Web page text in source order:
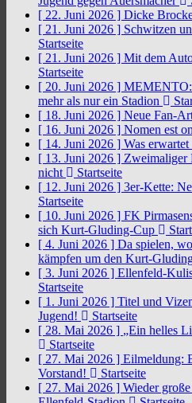
[ 22. Juni 2026 ] Dicke
[ 21. Juni 2026 ] Schwitzen
Startseite
[ 21. Juni 2026 ] Mit dem
Startseite
[ 20. Juni 2026 ] MEMENTO:
mehr als nur ein Stadion
[ 18. Juni 2026 ] Neue Fan-
[ 16. Juni 2026 ] Nomen est
[ 14. Juni 2026 ] Was
[ 13. Juni 2026 ] Zweimaliger
nicht
Startseite
[ 12. Juni 2026 ] 3er-Kette:
Startseite
[ 10. Juni 2026 ] FK
sich Kurt-Gluding-Cup
[ 4. Juni 2026 ] Da spielen,
kämpfen um den Kurt-
[ 3. Juni 2026 ] Ellenfeld-
Startseite
[ 1. Juni 2026 ] Titel und
Jugend!
Startseite
[ 28. Mai 2026 ] „Ein helles
Startseite
[ 27. Mai 2026 ] Eilmeldung:
Vorstand!
Startseite
[ 27. Mai 2026 ] Wieder